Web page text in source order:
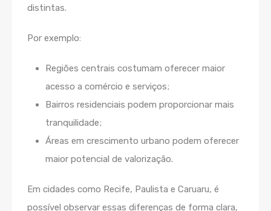
distintas.
Por exemplo:
Regiões centrais costumam oferecer maior
acesso a comércio e serviços;
Bairros residenciais podem proporcionar mais
tranquilidade;
Áreas em crescimento urbano podem oferecer
maior potencial de valorização.
Em cidades como Recife, Paulista e Caruaru, é
possível observar essas diferenças de forma clara,